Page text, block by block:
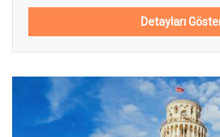
Detayları